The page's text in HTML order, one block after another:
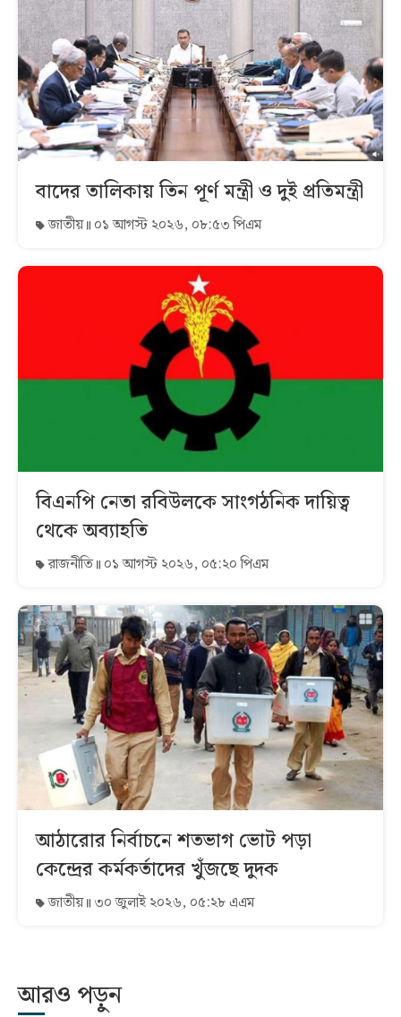
বাদের তালিকায় তিন পূর্ণ মন্ত্রী ও দুই প্রতিমন্ত্রী
জাতীয় ০১ আগস্ট ২০২৬, ০৮:৫৩ পিএম
বিএনপি নেতা রবিউলকে সাংগঠনিক দায়িত্ব
থেকে অব্যাহতি
রাজনীতি ০১ আগস্ট ২০২৬, ০৫:২০ পিএম
আঠারোর নির্বাচনে শতভাগ ভোট পড়া
কেন্দ্রের কর্মকর্তাদের খুঁজছে দুদক
জাতীয় ৩০ জুলাই ২০২৬, ০৫:২৮ এএম
আরও পড়ুন